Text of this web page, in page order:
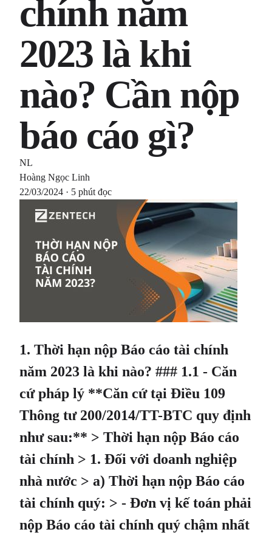
chính năm
2023 là khi
nào? Cần nộp
báo cáo gì?
NL
Hoàng Ngọc Linh
22/03/2024 · 5 phút đọc
1. Thời hạn nộp Báo cáo tài chính
năm 2023 là khi nào? ### 1.1 - Căn
cứ pháp lý **Căn cứ tại Điều 109
Thông tư 200/2014/TT-BTC quy định
như sau:** > Thời hạn nộp Báo cáo
tài chính > 1. Đối với doanh nghiệp
nhà nước > a) Thời hạn nộp Báo cáo
tài chính quý: > - Đơn vị kế toán phải
nộp Báo cáo tài chính quý chậm nhất